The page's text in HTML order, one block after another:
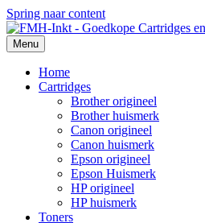
Spring naar content
Menu
Home
Cartridges
Brother origineel
Brother huismerk
Canon origineel
Canon huismerk
Epson origineel
Epson Huismerk
HP origineel
HP huismerk
Toners